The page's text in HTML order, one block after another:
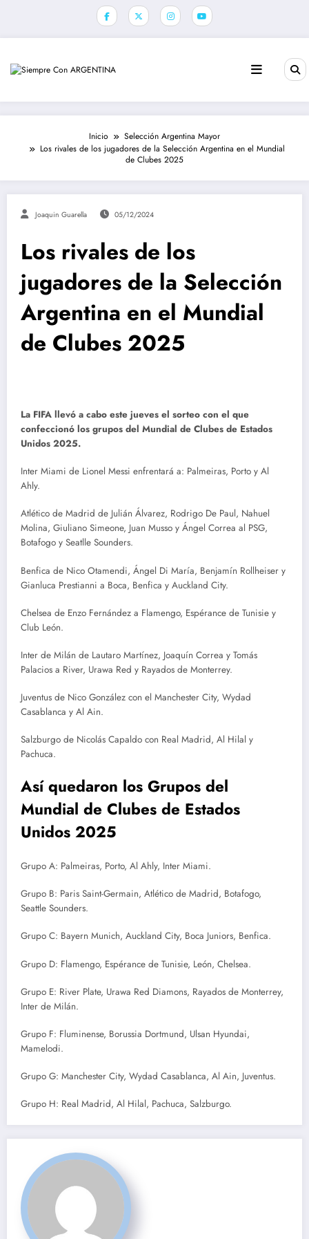
Inicio
Selección Argentina Mayor
Los rivales de los jugadores de la Selección Argentina en el Mundial
de Clubes 2025
Joaquin Guarella 05/12/2024
Los rivales de los
jugadores de la Selección
Argentina en el Mundial
de Clubes 2025
La FIFA llevó a cabo este jueves el sorteo con el que
confeccionó los grupos del Mundial de Clubes de Estados
Unidos 2025.
Inter Miami de Lionel Messi enfrentará a: Palmeiras, Porto y Al
Ahly.
Atlético de Madrid de Julián Álvarez, Rodrigo De Paul, Nahuel
Molina, Giuliano Simeone, Juan Musso y Ángel Correa al PSG,
Botafogo y Seatlle Sounders.
Benfica de Nico Otamendi, Ángel Di María, Benjamín Rollheiser y
Gianluca Prestianni a Boca, Benfica y Auckland City.
Chelsea de Enzo Fernández a Flamengo, Espérance de Tunisie y
Club León.
Inter de Milán de Lautaro Martínez, Joaquín Correa y Tomás
Palacios a River, Urawa Red y Rayados de Monterrey.
Juventus de Nico González con el Manchester City, Wydad
Casablanca y Al Ain.
Salzburgo de Nicolás Capaldo con Real Madrid, Al Hilal y
Pachuca.
Así quedaron los Grupos del
Mundial de Clubes de Estados
Unidos 2025
Grupo A: Palmeiras, Porto, Al Ahly, Inter Miami.
Grupo B: Paris Saint-Germain, Atlético de Madrid, Botafogo,
Seattle Sounders.
Grupo C: Bayern Munich, Auckland City, Boca Juniors, Benfica.
Grupo D: Flamengo, Espérance de Tunisie, León, Chelsea.
Grupo E: River Plate, Urawa Red Diamons, Rayados de Monterrey,
Inter de Milán.
Grupo F: Fluminense, Borussia Dortmund, Ulsan Hyundai,
Mamelodi.
Grupo G: Manchester City, Wydad Casablanca, Al Ain, Juventus.
Grupo H: Real Madrid, Al Hilal, Pachuca, Salzburgo.